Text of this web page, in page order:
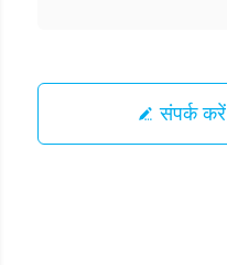
संपर्क करें